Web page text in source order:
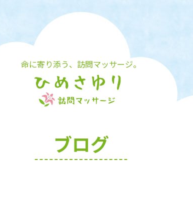
命に寄り添う、訪問マッサージ。
ブログ